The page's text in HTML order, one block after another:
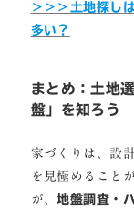
＞＞＞土地探し
多い？
まとめ：土地
盤」を知ろう
家づくりは、設
を見極めること
が、地盤調査・